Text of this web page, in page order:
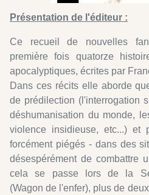
Présentation de l'éditeur :
Ce recueil de nouvelles
première fois quatorze
apocalyptiques, écrites par
Dans ces récits elle aborde
de prédilection (l'interrogation
déshumanisation du monde,
violence insidieuse, etc...) et
forcément piégés - dans des
désespérément de combattre
cela se passe lors de la
(Wagon de l'enfer), plus de